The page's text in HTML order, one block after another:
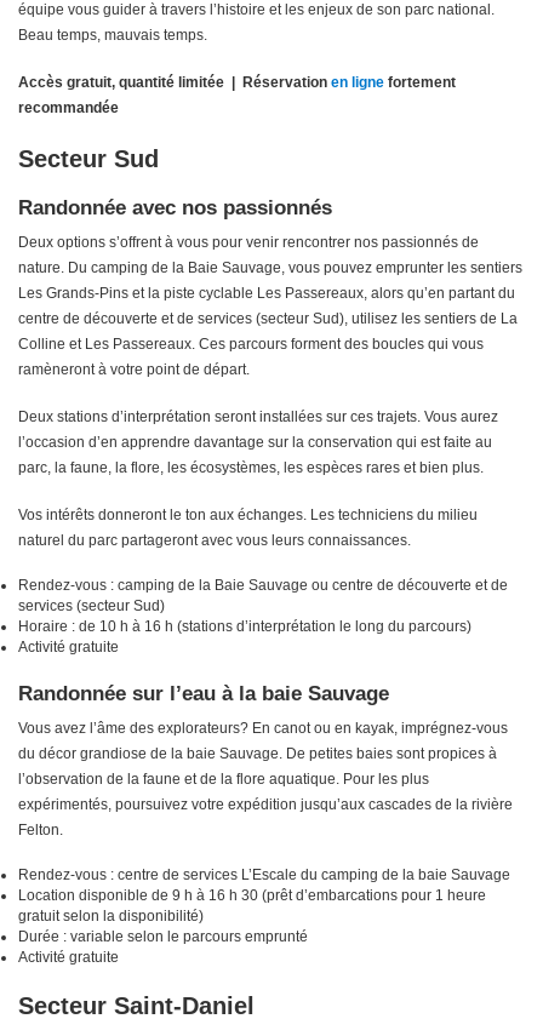
équipe vous guider à travers l’histoire et les enjeux de son parc national.
Beau temps, mauvais temps.
Accès gratuit, quantité limitée | Réservation en ligne fortement
recommandée
Secteur Sud
Randonnée avec nos passionnés
Deux options s’offrent à vous pour venir rencontrer nos passionnés de
nature. Du camping de la Baie Sauvage, vous pouvez emprunter les sentiers
Les Grands-Pins et la piste cyclable Les Passereaux, alors qu’en partant du
centre de découverte et de services (secteur Sud), utilisez les sentiers de La
Colline et Les Passereaux. Ces parcours forment des boucles qui vous
ramèneront à votre point de départ.
Deux stations d’interprétation seront installées sur ces trajets. Vous aurez
l’occasion d’en apprendre davantage sur la conservation qui est faite au
parc, la faune, la flore, les écosystèmes, les espèces rares et bien plus.
Vos intérêts donneront le ton aux échanges. Les techniciens du milieu
naturel du parc partageront avec vous leurs connaissances.
Rendez-vous : camping de la Baie Sauvage ou centre de découverte et de
services (secteur Sud)
Horaire : de 10 h à 16 h (stations d’interprétation le long du parcours)
Activité gratuite
Randonnée sur l’eau à la baie Sauvage
Vous avez l’âme des explorateurs? En canot ou en kayak, imprégnez-vous
du décor grandiose de la baie Sauvage. De petites baies sont propices à
l’observation de la faune et de la flore aquatique. Pour les plus
expérimentés, poursuivez votre expédition jusqu’aux cascades de la rivière
Felton.
Rendez-vous : centre de services L’Escale du camping de la baie Sauvage
Location disponible de 9 h à 16 h 30 (prêt d’embarcations pour 1 heure
gratuit selon la disponibilité)
Durée : variable selon le parcours emprunté
Activité gratuite
Secteur Saint-Daniel